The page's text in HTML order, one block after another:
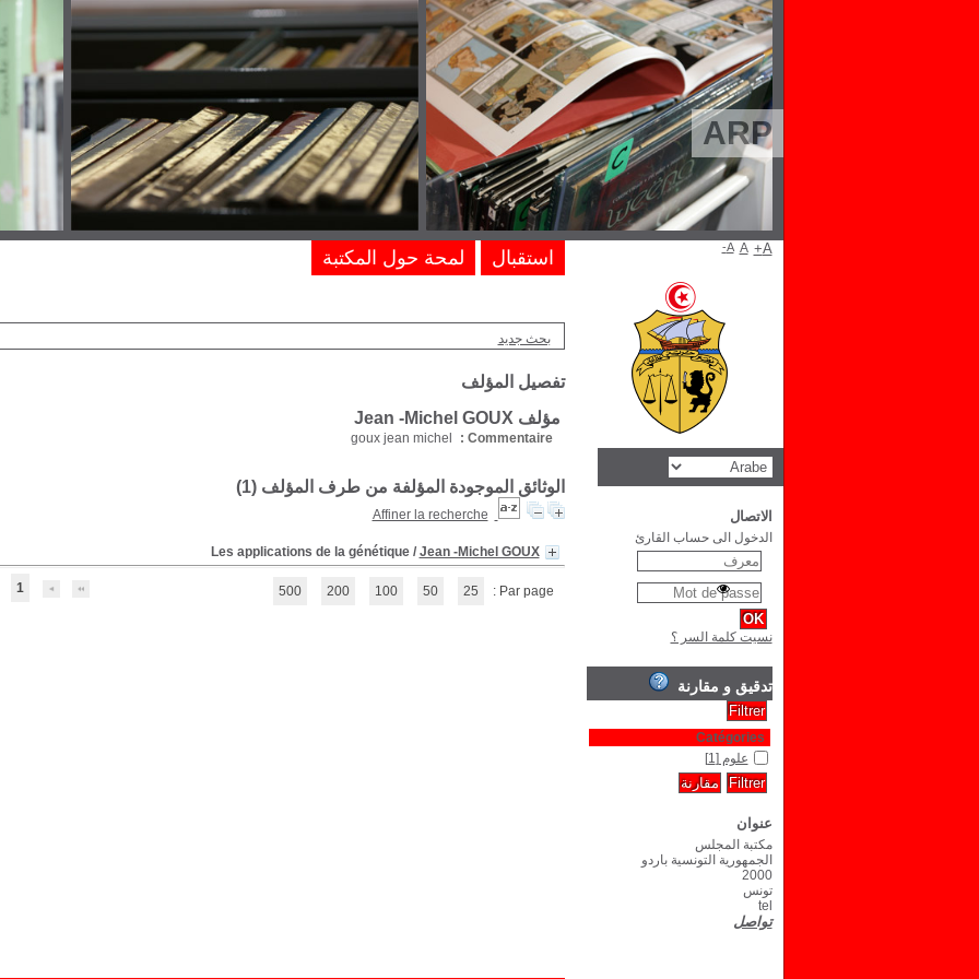
ARP
بحث جديد
تفصيل المؤلف
مؤلف Jean -Michel GOUX
Commentaire :
goux jean michel
الوثائق الموجودة المؤلفة من طرف المؤلف (1
)
Affiner la recherche
Les applications de la génétique/ Jean -Michel GOUX
1 Par page :
25
50
100
200
500
استقبال لمحة حول المكتبة A- A A+
الاتصال
الدخول الى حساب القارئ
نسيت كلمة السر ؟
تدقيق و مقارنة
Catégories
علوم [1]
عنوان
مكتبة المجلس
الجمهورية التونسية باردو
2000
تونس
tel
تواصل